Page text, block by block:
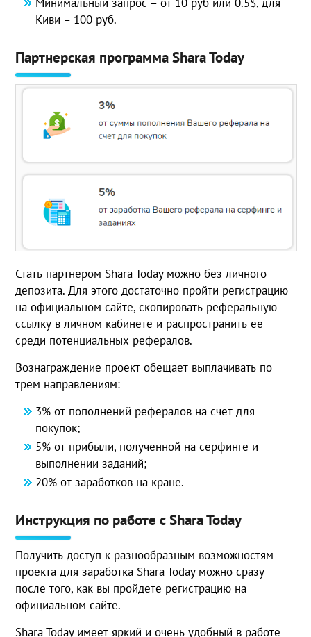
Киви – 100 руб.
Партнерская программа Shara Today
Стать партнером Shara Today можно без личного
депозита. Для этого достаточно пройти регистрацию
на официальном сайте, скопировать реферальную
ссылку в личном кабинете и распространить ее
среди потенциальных рефералов.
Вознаграждение проект обещает выплачивать по
трем направлениям:
3% от пополнений рефералов на счет для
покупок;
5% от прибыли, полученной на серфинге и
выполнении заданий;
20% от заработков на кране.
Инструкция по работе с Shara Today
Получить доступ к разнообразным возможностям
проекта для заработка Shara Today можно сразу
после того, как вы пройдете регистрацию на
официальном сайте.
Shara Today имеет яркий и очень удобный в работе